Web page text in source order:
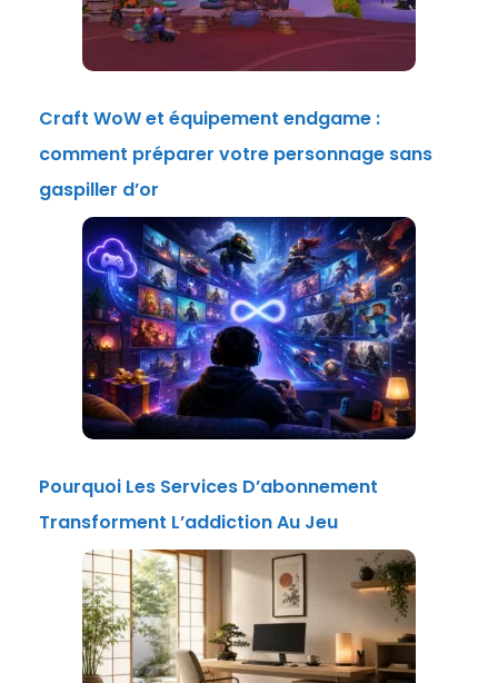
Craft WoW et équipement endgame :
comment préparer votre personnage sans
gaspiller d’or
Pourquoi Les Services D’abonnement
Transforment L’addiction Au Jeu